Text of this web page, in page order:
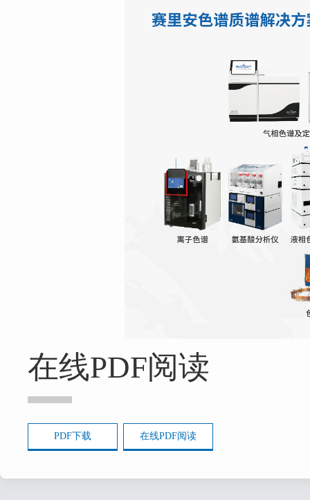
在线PDF阅读
PDF下载 在线PDF阅读